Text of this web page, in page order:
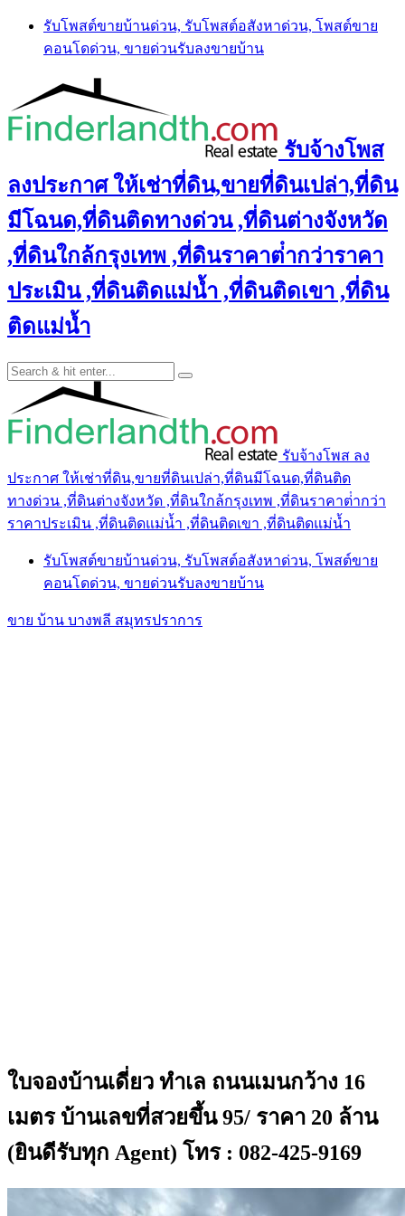
Skip
content
รับโพสต์ขายบ้านด่วน, รับโพสต์อสังหาด่วน, โพสต์ขาย
คอนโดด่วน, ขายด่วนรับลงขายบ้าน
รับจ้างโพส
ลงประกาศ ให้เช่าที่ดิน,ขายที่ดินเปล่า,ที่ดิน
มีโฉนด,ที่ดินติดทางด่วน ,ที่ดินต่างจังหวัด
,ที่ดินใกล้กรุงเทพ ,ที่ดินราคาต่ํากว่าราคา
ประเมิน ,ที่ดินติดแม่น้ำ ,ที่ดินติดเขา ,ที่ดิน
ติดแม่น้ำ
รับจ้างโพส ลง
ประกาศ ให้เช่าที่ดิน,ขายที่ดินเปล่า,ที่ดินมีโฉนด,ที่ดินติด
ทางด่วน ,ที่ดินต่างจังหวัด ,ที่ดินใกล้กรุงเทพ ,ที่ดินราคาต่ํากว่า
ราคาประเมิน ,ที่ดินติดแม่น้ำ ,ที่ดินติดเขา ,ที่ดินติดแม่น้ำ
รับโพสต์ขายบ้านด่วน, รับโพสต์อสังหาด่วน, โพสต์ขาย
คอนโดด่วน, ขายด่วนรับลงขายบ้าน
ขาย บ้าน บางพลี สมุทรปราการ
ใบจองบ้านเดี่ยว ทำเล ถนนเมนกว้าง 16
เมตร บ้านเลขที่สวยขึ้น 95/ ราคา 20 ล้าน
(ยินดีรับทุก Agent) โทร : 082-425-9169